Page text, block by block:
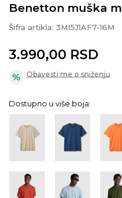
Benetton muška
Šifra artikla: 3MI5J1AF7-16M
3.990,00 RSD
Obavesti me o sniženju
Dostupno u više boja: